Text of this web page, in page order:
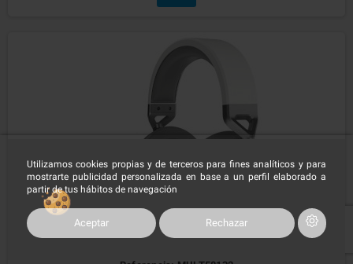
Utilizamos cookies propias y de terceros para fines analíticos y para
mostrarte publicidad personalizada en base a un perfil elaborado a
partir de tus hábitos de navegación
Aceptar Rechazar